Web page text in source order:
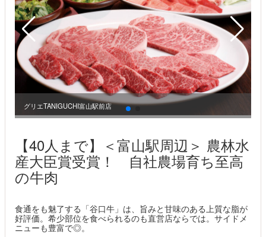
グリエTANIGUCHI富山駅前店
【40人まで】＜富山駅周辺＞ 農林水
産大臣賞受賞！ 自社農場育ち至高
の牛肉
食通をも魅了する「谷口牛」は、旨みと甘味のある上質な脂が
好評価。希少部位を食べられるのも直営店ならでは。サイドメ
ニューも豊富で◎。